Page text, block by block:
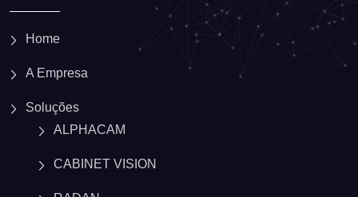
Home
A Empresa
Soluções
ALPHACAM
CABINET VISION